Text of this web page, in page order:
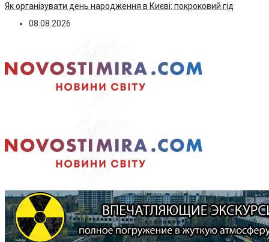
Як організувати день народження в Києві: покроковий гід
08.08.2026